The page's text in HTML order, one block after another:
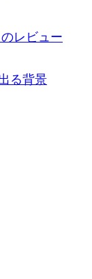
レビュー
る背景